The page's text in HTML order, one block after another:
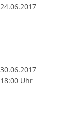
24.06.2017
30.06.2017
18:00 Uhr